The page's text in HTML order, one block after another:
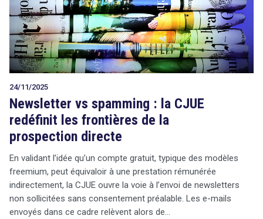
24/11/2025
Newsletter vs spamming : la CJUE
redéfinit les frontières de la
prospection directe
En validant l’idée qu’un compte gratuit, typique des modèles
freemium, peut équivaloir à une prestation rémunérée
indirectement, la CJUE ouvre la voie à l’envoi de newsletters
non sollicitées sans consentement préalable. Les e-mails
envoyés dans ce cadre relèvent alors de…